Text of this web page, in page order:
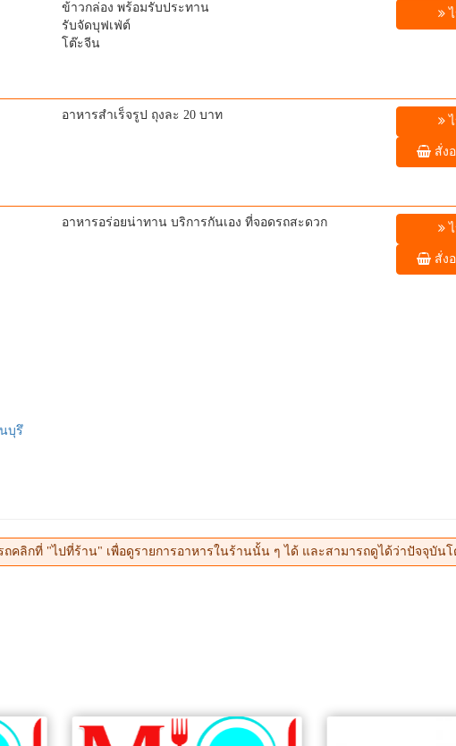
ข้าวกล่อง พร้อมรับประทาน
รับจัดบุฟเฟ่ต์
โต๊ะจีน
อาหารสำเร็จรูป ถุงละ 20 บาท
สั่ง
บุรึ
อาหารอร่อยน่าทาน บริการกันเอง ที่จอดรถสะดวก
สั่ง
คลิกที่ "ไปที่ร้าน" เพื่อดูรายการอาหารในร้านนั้น ๆ ได้ และสามารถดูได้ว่าปัจจุบัน